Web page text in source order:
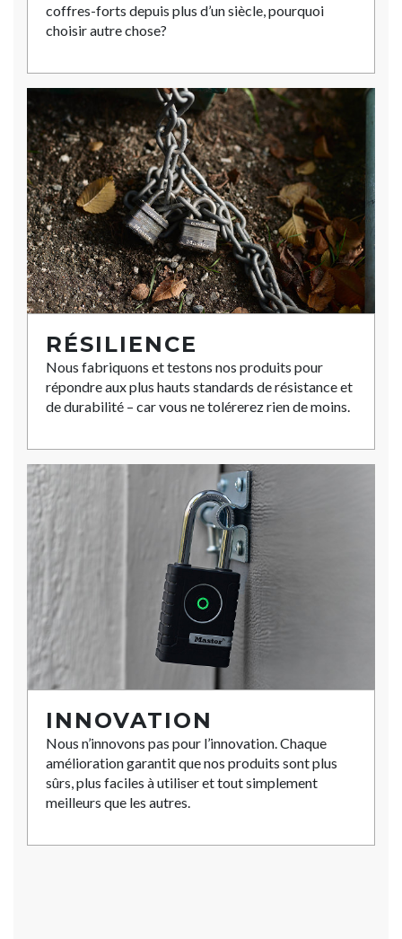
coffres-forts depuis plus d’un siècle, pourquoi
choisir autre chose?
RÉSILIENCE
Nous fabriquons et testons nos produits pour
répondre aux plus hauts standards de résistance et
de durabilité – car vous ne tolérerez rien de moins.
INNOVATION
Nous n’innovons pas pour l’innovation. Chaque
amélioration garantit que nos produits sont plus
sûrs, plus faciles à utiliser et tout simplement
meilleurs que les autres.